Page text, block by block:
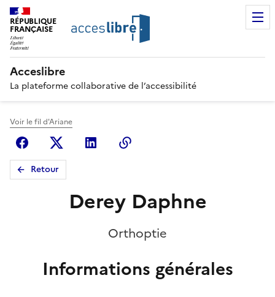
RÉPUBLIQUE
FRANÇAISE
Acceslibre
La plateforme collaborative de l’accessibilité
Voir le fil d'Ariane
FacebookX (anciennement Twitter)
Linkedin
Retour
Derey Daphne
Orthoptie
Informations générales